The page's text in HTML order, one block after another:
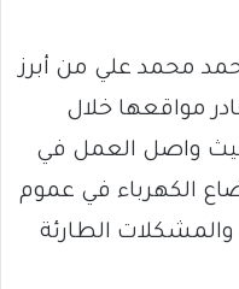
محمد علي من أبرز
مواقعها خلال
واصل العمل في
الكهرباء في عموم
والمشكلات الطارئة